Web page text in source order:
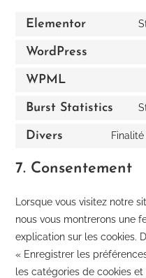
Elementor
WordPress
WPML
Burst Statistics
Divers
7. Consentement
Lorsque vous visitez notre
nous vous montrerons une
explication sur les cookies.
« Enregistrer les
les catégories de cookies et